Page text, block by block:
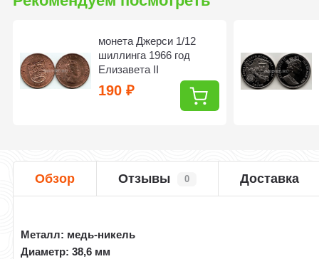
монета Джерси 1/12
шиллинга 1966 год
Елизавета II
190₽
Обзор Отзывы 0 Доставка
Металл: медь-никель
Диаметр: 38,6 мм